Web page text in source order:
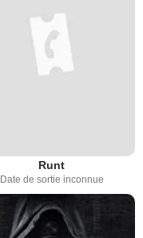
Runt
Date de sortie inconnue